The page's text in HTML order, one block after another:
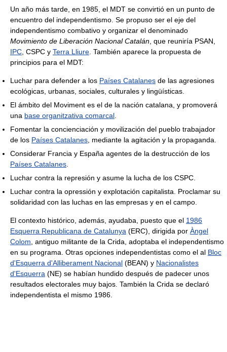
Un año más tarde, en 1985, el MDT se convirtió en un punto de
encuentro del independentismo. Se propuso ser el eje del
independentismo combativo y organizar el denominado
Movimiento de Liberación Nacional Catalán , que reuniría PSAN,
IPC , CSPC y Terra Lliure . También aparece la propuesta de
principios para el MDT:
Luchar para defender a los Países Catalanes de las agresiones
ecológicas, urbanas, sociales, culturales y lingüísticas.
El ámbito del Moviment es el de la nación catalana, y promoverá
una base organitzativa comarcal
Fomentar la concienciación y movilización del pueblo trabajador
de los Países Catalanes , mediante la agitación y la propaganda.
Considerar Francia y España agentes de la destrucción de los
Países Catalanes
Luchar contra la represión y asume la lucha de los CSPC.
Luchar contra la opressión y explotación capitalista. Proclamar su
solidaridad con las luchas en las empresas y en el campo.
El contexto histórico, además, ayudaba, puesto que el 1986
Esquerra Republicana de Catalunya (ERC), dirigida por Àngel
Colom , antiguo militante de la Crida, adoptaba el independentismo
en su programa. Otras opciones independentistas como el al Bloc
d'Esquerra d'Alliberament Nacional (BEAN) y Nacionalistes
d'Esquerra (NE) se habían hundido después de padecer unos
resultados electorales muy bajos. También la Crida se declaró
independentista el mismo 1986.